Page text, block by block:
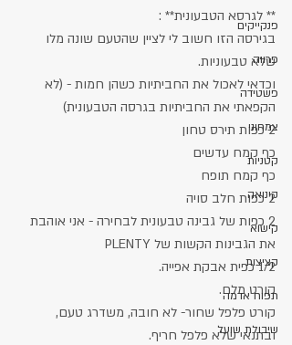
פנקייקים
פרווה
פשטידה
צמחוני
קטניות
קינואה
קישוא
קציצות
תפוח אדמה
שיבולת שועל
** לגרסא הטבעונית** :
בגירסה הזו חשוב לי לציין שהטעם שונה מלו
שלא טבעוניות.
וכדאי לאכול את החביתיות כשהן חמות - (לא
הקפאתי את החביתיות בגרסה הטבעונית)
2 כפות תירס טחון
כף קמח עדשים
כף קמח תופח
2 כפות חלב סויה
2 כפות של גבינה טבעונית לבחירה - אני אוהבת
את הגבינות הקשות של PLENTY
1/2 כפית אבקת אפייה.
קורט מלח.
קורט פלפל שחור- לא חובה, משדרג טעם,
ובתנאי שלא פלפל חריף.